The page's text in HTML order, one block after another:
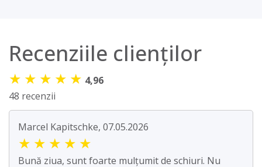
Recenziile clienților
★ ★ ★ ★ ★ 4,96
48 recenzii
Marcel Kapitschke, 07.05.2026
★ ★ ★ ★ ★
Bună ziua, sunt foarte mulțumit de schiuri. Nu